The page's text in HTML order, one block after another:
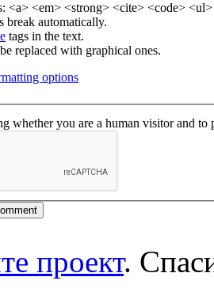
<a> <em> <strong> <cite> <code>
break automatically.
tags in the text.
replaced with graphical ones.
options
whether you are a human visitor and to
проект.